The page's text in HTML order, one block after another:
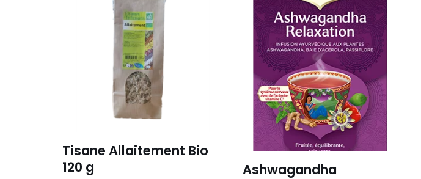
Tisane Allaitement Bio
120 g
Ashwagandha